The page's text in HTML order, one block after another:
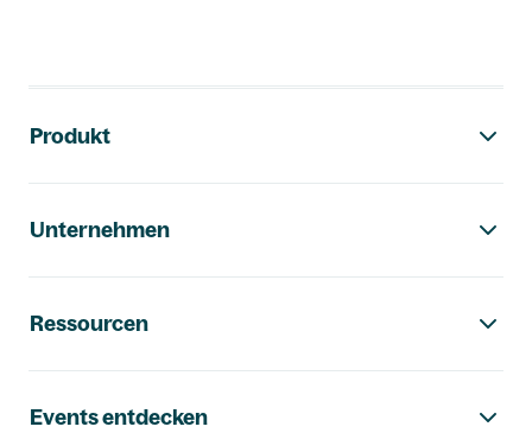
Produkt
Unternehmen
Ressourcen
Events entdecken